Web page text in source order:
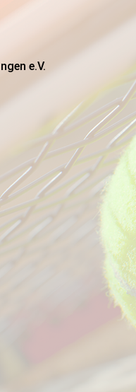
e.V.